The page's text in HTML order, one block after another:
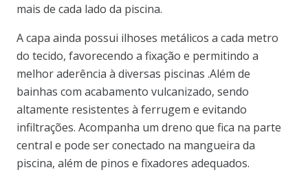
mais de cada lado da piscina.
A capa ainda possui ilhoses metálicos a cada metro
do tecido, favorecendo a fixação e permitindo a
melhor aderência à diversas piscinas .Além de
bainhas com acabamento vulcanizado, sendo
altamente resistentes à ferrugem e evitando
infiltrações. Acompanha um dreno que fica na parte
central e pode ser conectado na mangueira da
piscina, além de pinos e fixadores adequados.